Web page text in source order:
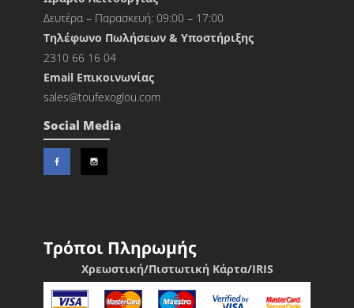
Δευτέρα – Παρασκευή: 09:00 – 17:00
Τηλέφωνο Πωλήσεων & Υποστήριξης
2310 66 16 04
Εmail Επικοινωνίας
sales@toufexoglou.com
Social Media
Τρόποι Πληρωμής
Χρεωστική/Πιστωτική Κάρτα/IRIS